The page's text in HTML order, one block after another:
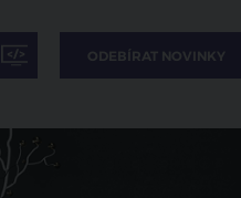
ODEBÍRAT NOVINKY